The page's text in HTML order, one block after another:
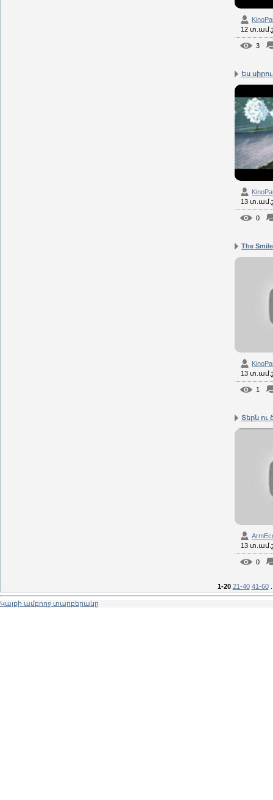
12
3
Ես
13
0
The
13
1
Տերն ու
13
0
1-20 21-40 41-60
Կայքի ամբողջ տարբերակը